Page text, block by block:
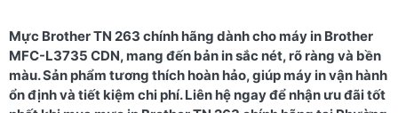
Mực Brother TN 263 chính hãng dành cho máy in Brother
MFC-L3735 CDN, mang đến bản in sắc nét, rõ ràng và bền
màu. Sản phẩm tương thích hoàn hảo, giúp máy in vận hành
ổn định và tiết kiệm chi phí. Liên hệ ngay để nhận ưu đãi tốt